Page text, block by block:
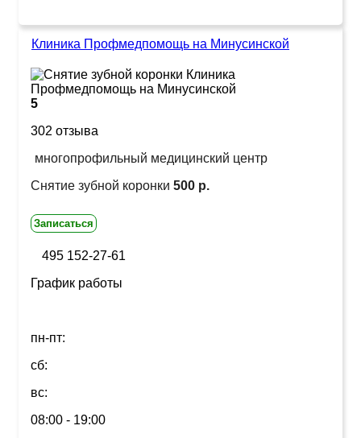
Клиника Профмедпомощь на Минусинской
5
302 отзыва
многопрофильный медицинский центр
Снятие зубной коронки 500 р.
Записаться
495 152-27-61
График работы
пн-пт:
сб:
вс:
08:00 - 19:00